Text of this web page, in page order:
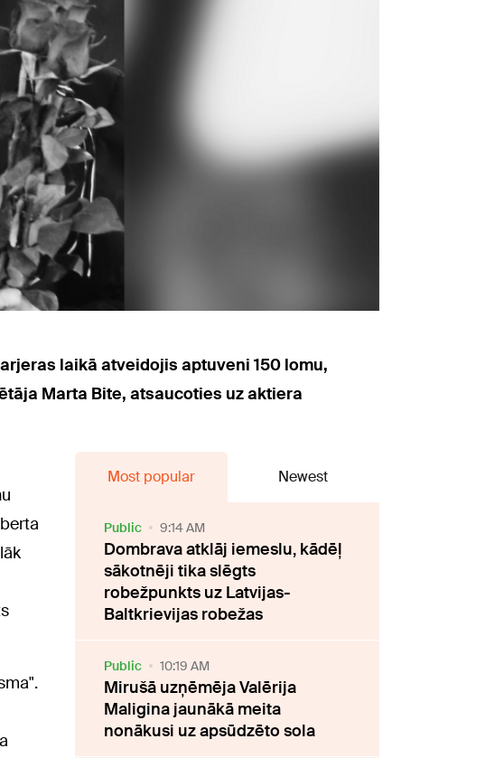
laikā atveidojis aptuveni 150 lomu,
Marta Bite, atsaucoties uz aktiera
Most popular Newest
Public 9:14 AM
Dombrava atklāj iemeslu, kādēļ
sākotnēji tika slēgts
robežpunkts uz Latvijas-
Baltkrievijas robežas
Public 10:19 AM
Mirušā uzņēmēja Valērija
Maligina jaunākā meita
nonākusi uz apsūdzēto sola